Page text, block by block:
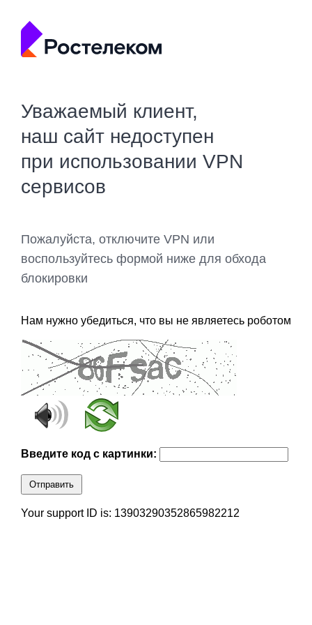
Уважаемый клиент,
наш сайт недоступен
при использовании VPN
сервисов
Пожалуйста, отключите VPN или
воспользуйтесь формой ниже для обхода
блокировки
Нам нужно убедиться, что вы не являетесь роботом
Введите код с картинки:
Отправить
Your support ID is: 13903290352865982212